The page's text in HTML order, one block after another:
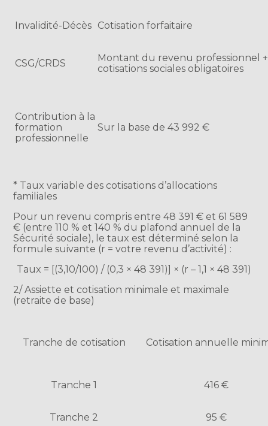
Invalidité-Décès Cotisation forfaitaire
CSG/CRDS
Montant du revenu professionnel +
cotisations sociales obligatoires
Contribution à la
formation
professionnelle
Sur la base de 43 992 €
* Taux variable des cotisations d’allocations
familiales
Pour un revenu compris entre 48 391 € et 61 589
€ (entre 110 % et 140 % du plafond annuel de la
Sécurité sociale), le taux est déterminé selon la
formule suivante (r = votre revenu d’activité) :
Taux = [(3,10/100) / (0,3 × 48 391)] × (r – 1,1 × 48 391)
2/ Assiette et cotisation minimale et maximale
(retraite de base)
Tranche de cotisation Cotisation annuelle
Tranche 1 416 €
Tranche 2 95 €